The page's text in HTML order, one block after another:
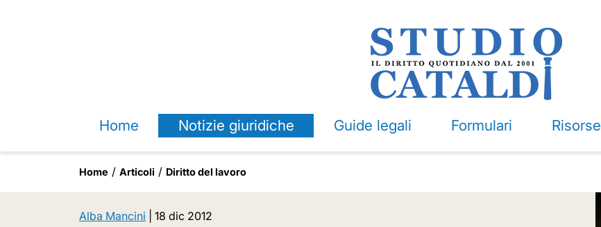
Home Notizie giuridiche Guide legali Formulari Risorse
Home Articoli Diritto del lavoro
Alba Mancini 18 dic 2012